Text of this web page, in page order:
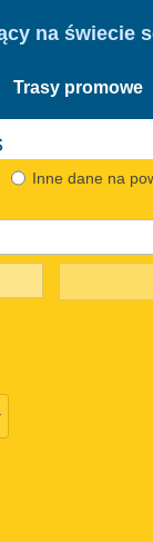
na świecie
Trasy promowe
Inne dane na